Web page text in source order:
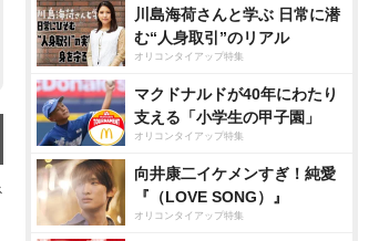
川島海荷さんと学ぶ 日常に潜
む“人身取引”のリアル
オリコンタイアップ特集
マクドナルドが40年にわたり
支える「小学生の甲子園」
オリコンタイアップ特集
向井康二イケメンすぎ！純愛
『（LOVE SONG）』
オリコンタイアップ特集